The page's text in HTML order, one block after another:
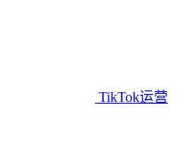
TikTok运营